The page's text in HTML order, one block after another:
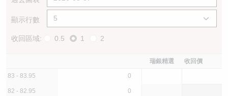
顯示行數
收回區域: 0.5 1 2
瑞銀精選 收回價
83 - 83.95 0
82 - 82.95 0